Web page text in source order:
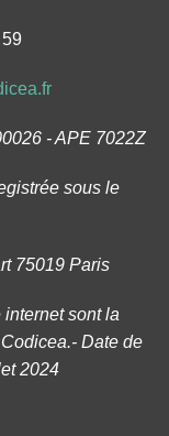
- APE 7022Z
sous le
75019 Paris
sont la
Date de
2024